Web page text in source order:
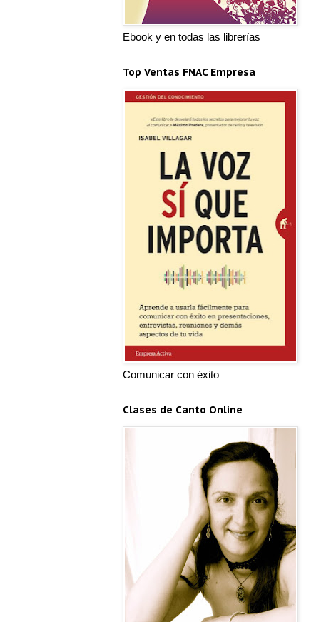
Ebook y en todas las librerías
Top Ventas FNAC Empresa
Comunicar con éxito
Clases de Canto Online